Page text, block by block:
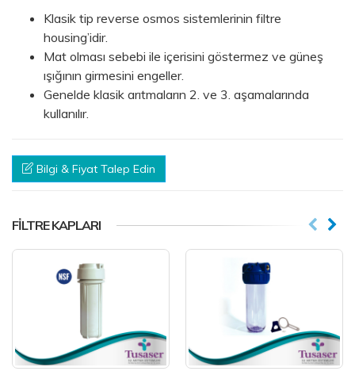
Klasik tip reverse osmos sistemlerinin filtre
housing’idir.
Mat olması sebebi ile içerisini göstermez ve güneş
ışığının girmesini engeller.
Genelde klasik arıtmaların 2. ve 3. aşamalarında
kullanılır.
Bilgi & Fiyat Talep Edin
FILTRE KAPLARI